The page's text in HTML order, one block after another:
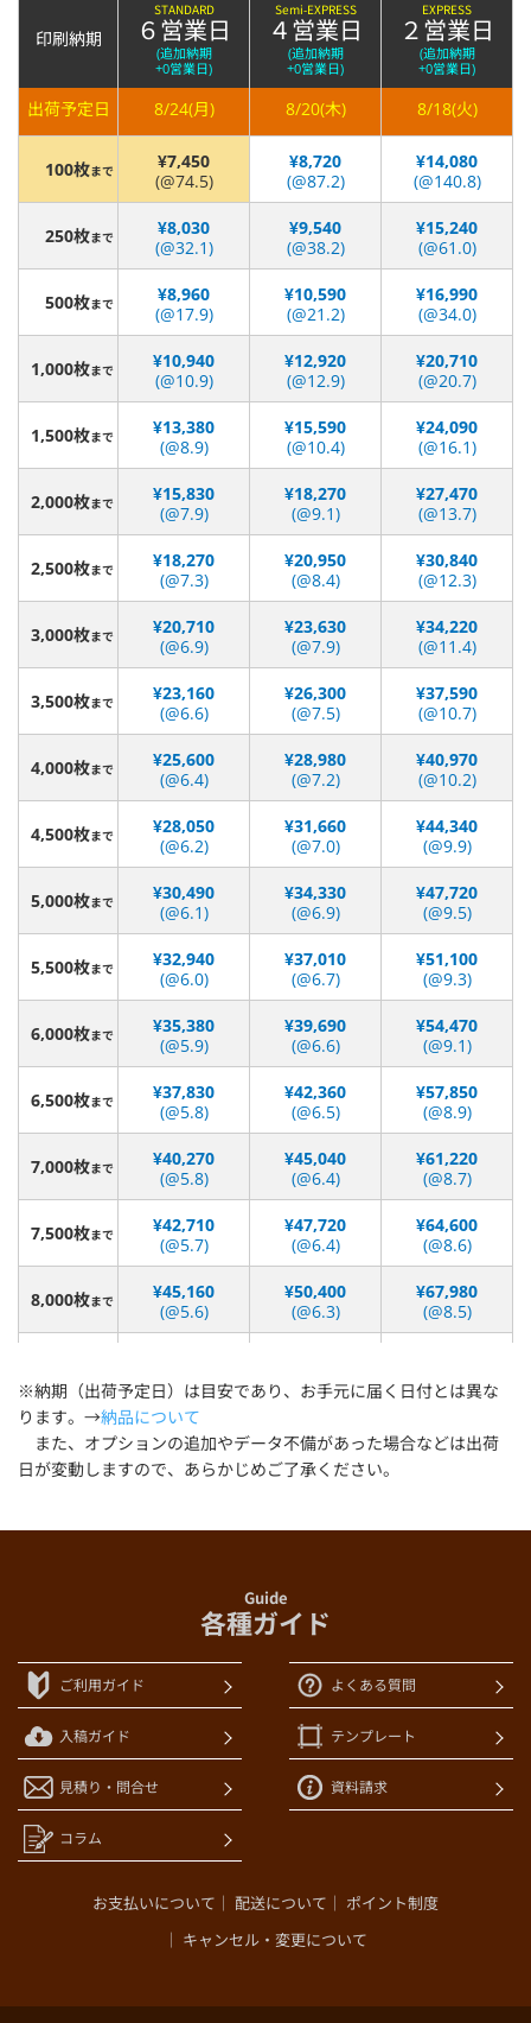
印刷納期
出荷予定日
STANDARD
６営業日
(追加納期
+0営業日)
8/24(月)
Semi-EXPRESS
４営業日
(追加納期
+0営業日)
8/20(木)
EXPRESS
２営業日
(追加納期
+0営業日)
8/18(火)
100枚まで
¥7,450
(@74.5)
¥8,720
(@87.2)
¥14,080
(@140.8)
250枚まで
¥8,030
(@32.1)
¥9,540
(@38.2)
¥15,240
(@61.0)
500枚まで
¥8,960
(@17.9)
¥10,590
(@21.2)
¥16,990
(@34.0)
1,000枚まで
¥10,940
(@10.9)
¥12,920
(@12.9)
¥20,710
(@20.7)
1,500枚まで
¥13,380
(@8.9)
¥15,590
(@10.4)
¥24,090
(@16.1)
2,000枚まで
¥15,830
(@7.9)
¥18,270
(@9.1)
¥27,470
(@13.7)
2,500枚まで
¥18,270
(@7.3)
¥20,950
(@8.4)
¥30,840
(@12.3)
3,000枚まで
¥20,710
(@6.9)
¥23,630
(@7.9)
¥34,220
(@11.4)
3,500枚まで
¥23,160
(@6.6)
¥26,300
(@7.5)
¥37,590
(@10.7)
4,000枚まで
¥25,600
(@6.4)
¥28,980
(@7.2)
¥40,970
(@10.2)
4,500枚まで
¥28,050
(@6.2)
¥31,660
(@7.0)
¥44,340
(@9.9)
5,000枚まで
¥30,490
(@6.1)
¥34,330
(@6.9)
¥47,720
(@9.5)
5,500枚まで
¥32,940
(@6.0)
¥37,010
(@6.7)
¥51,100
(@9.3)
6,000枚まで
¥35,380
(@5.9)
¥39,690
(@6.6)
¥54,470
(@9.1)
6,500枚まで
¥37,830
(@5.8)
¥42,360
(@6.5)
¥57,850
(@8.9)
7,000枚まで
¥40,270
(@5.8)
¥45,040
(@6.4)
¥61,220
(@8.7)
7,500枚まで
¥42,710
(@5.7)
¥47,720
(@6.4)
¥64,600
(@8.6)
8,000枚まで
¥45,160
(@5.6)
¥50,400
(@6.3)
¥67,980
(@8.5)
(@5.6)
(@6.2)
(@8.4)
9,000枚 まで
¥50,050
(@5.6)
(@6.2)
(@8.3)
¥57,380
(@5.5)
¥63,780
(@6.1)
11,000枚
(@5.4)
¥66,460
(@6.0)
(@8.0)
11,500枚
¥62,270
¥69,140
(@6.0)
¥91,600
12,000枚 まで
まで
(@5.4)
¥74,490
(@6.0)
(@7.9)
¥69,600
※納期（出荷予定日）は目安であり、お手元に届く日付とは異な
ります。→納品について
また、オプションの追加やデータ不備があった場合などは出荷
日が変動しますので、あらかじめご了承ください。
Guide
各種ガイド
ご利用ガイド よくある質問
入稿ガイド テンプレート
見積り・問合せ 資料請求
コラム
お支払いについて 配送について
ポイント制度
キャンセル・変更について